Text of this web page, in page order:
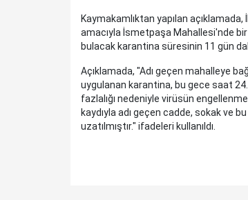
Kaymakamlıktan yapılan açıklamada,
amacıyla İsmetpaşa Mahallesi'nde bir
bulacak karantina süresinin 11 gün
Açıklamada, "Adı geçen mahalleye
uygulanan karantina, bu gece saat
fazlalığı nedeniyle virüsün
kaydıyla adı geçen cadde, sokak ve
uzatılmıştır." ifadeleri kullanıldı.
askerdir ve Edirne'nin Meriç ilçesinde,
yazıcıdır. O yıllarda Meriç küçük bir ilç..